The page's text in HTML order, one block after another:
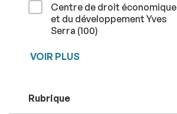
Centre de droit économique
et du développement Yves
Serra (100résultats
)
VOIR PLUS
Rubrique